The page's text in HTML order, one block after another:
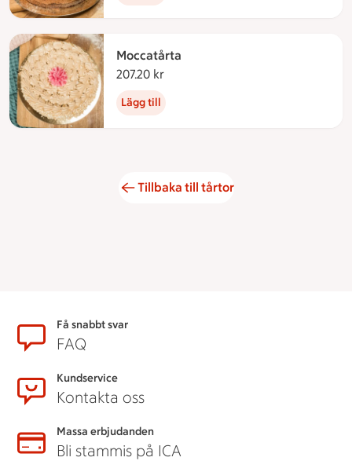
Moccatårta
207.20 kr
Lägg till
Tillbaka till tårtor
SidfotFå snabbt svar
FAQ
Kundservice
Kontakta oss
Massa erbjudanden
Bli stammis på ICA